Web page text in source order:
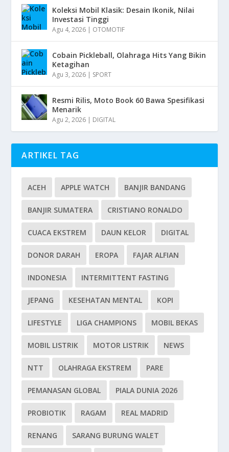
Koleksi Mobil Klasik: Desain Ikonik, Nilai
Investasi Tinggi
Agu 4, 2026 | OTOMOTIF
Cobain Pickleball, Olahraga Hits Yang Bikin
Ketagihan
Agu 3, 2026 | SPORT
Resmi Rilis, Moto Book 60 Bawa Spesifikasi
Menarik
Agu 2, 2026 | DIGITAL
ARTIKEL TAG
ACEH APPLE WATCH BANJIR BANDANG
BANJIR SUMATERA CRISTIANO RONALDO
CUACA EKSTREM DAUN KELOR DIGITAL
DONOR DARAH EROPA FAJAR ALFIAN
INDONESIA INTERMITTENT FASTING
JEPANG KESEHATAN MENTAL KOPI
LIFESTYLE LIGA CHAMPIONS MOBIL BEKAS
MOBIL LISTRIK MOTOR LISTRIK NEWS
NTT OLAHRAGA EKSTREM PARE
PEMANASAN GLOBAL PIALA DUNIA 2026
PROBIOTIK RAGAM REAL MADRID
RENANG SARANG BURUNG WALET